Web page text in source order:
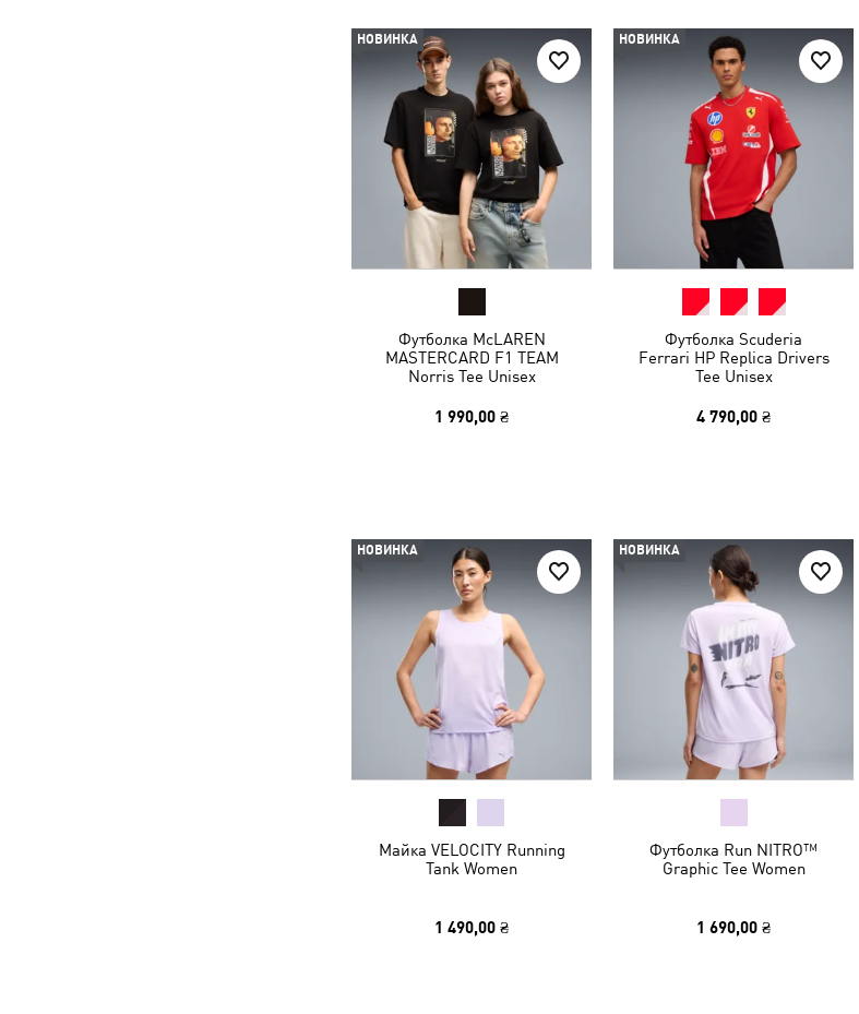
НОВИНКА
Футболка McLAREN
MASTERCARD F1 TEAM
Norris Tee Unisex
1 990,00 ₴
НОВИНКА
Футболка Scuderia
Ferrari HP Replica Drivers
Tee Unisex
4 790,00 ₴
НОВИНКА
Майка VELOCITY Running
Tank Women
1 490,00 ₴
НОВИНКА
Футболка Run NITRO™
Graphic Tee Women
1 690,00 ₴